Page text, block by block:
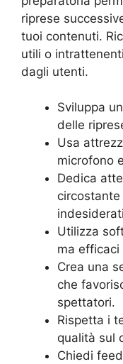
riprese
tuoi contenuti.
utili o
dagli utenti.
Sviluppa
delle
Usa
microfono
Dedica
Utilizza
ma
Crea una
che
spettatori.
Rispetta i
qualità sul
Chiedi